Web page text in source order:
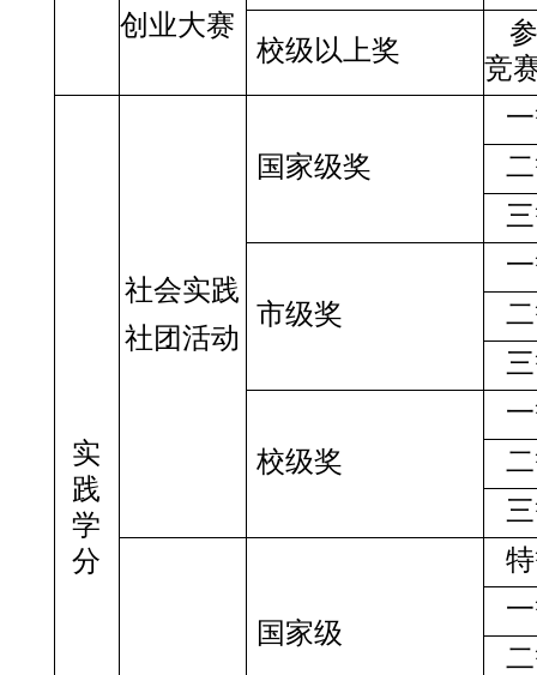
创业大赛
校级以上奖
竞
实
践
学
分
社会实践
社团活动
国家级奖
市级奖
校级奖
国家级